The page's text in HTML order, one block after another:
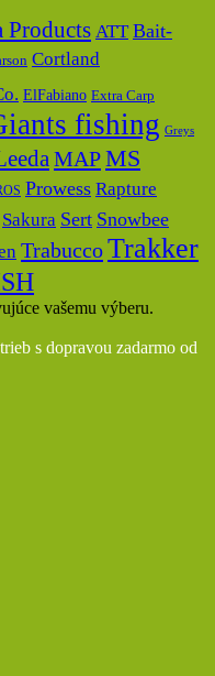
Products ATT Bait-
Cortland
ElFabiano Extra Carp
fishing Greys
MAPMS
Prowess Rapture
Sakura Sert Snowbee
TrabuccoTrakker
vašemu výberu.
s dopravou zadarmo od